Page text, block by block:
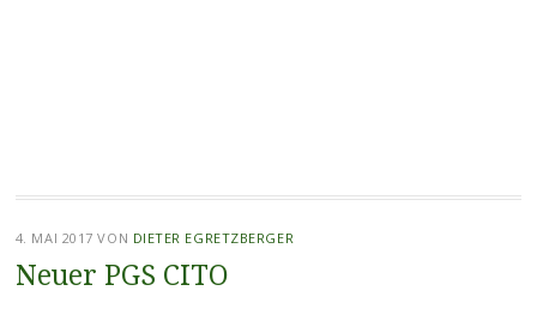
4. MAI 2017 VON DIETER EGRETZBERGER
Neuer PGS CITO